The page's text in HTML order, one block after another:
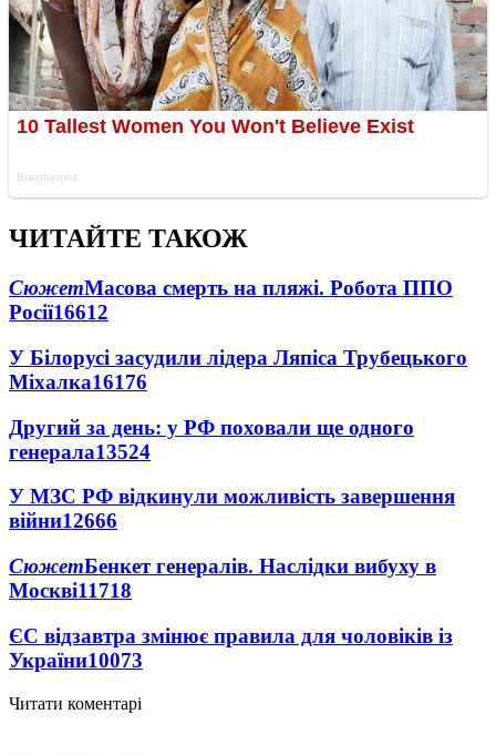
ЧИТАЙТЕ ТАКОЖ
СюжетМасова смерть на пляжі. Робота ППО
Росії16612
У Білорусі засудили лідера Ляпіса Трубецького
Міхалка16176
Другий за день: у РФ поховали ще одного
генерала13524
У МЗС РФ відкинули можливість завершення
війни12666
СюжетБенкет генералів. Наслідки вибуху в
Москві11718
ЄС відзавтра змінює правила для чоловіків із
України10073
Читати коментарі